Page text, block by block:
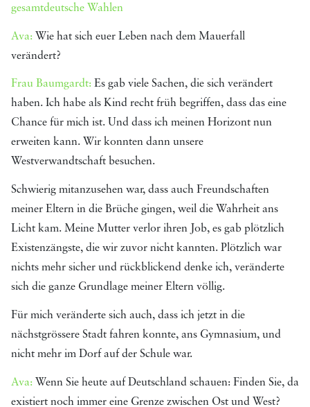
gesamtdeutsche Wahlen
Ava: Wie hat sich euer Leben nach dem Mauerfall
verändert?
Frau Baumgardt: Es gab viele Sachen, die sich verändert
haben. Ich habe als Kind recht früh begriffen, dass das eine
Chance für mich ist. Und dass ich meinen Horizont nun
erweiten kann. Wir konnten dann unsere
Westverwandtschaft besuchen.
Schwierig mitanzusehen war, dass auch Freundschaften
meiner Eltern in die Brüche gingen, weil die Wahrheit ans
Licht kam. Meine Mutter verlor ihren Job, es gab plötzlich
Existenzängste, die wir zuvor nicht kannten. Plötzlich war
nichts mehr sicher und rückblickend denke ich, veränderte
sich die ganze Grundlage meiner Eltern völlig.
Für mich veränderte sich auch, dass ich jetzt in die
nächstgrössere Stadt fahren konnte, ans Gymnasium, und
nicht mehr im Dorf auf der Schule war.
Ava: Wenn Sie heute auf Deutschland schauen: Finden Sie, da
existiert noch immer eine Grenze zwischen Ost und West?